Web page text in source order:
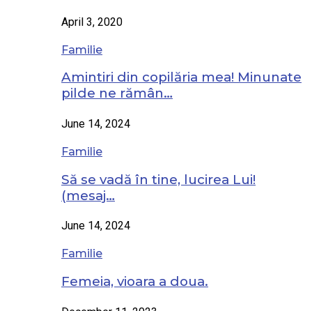
April 3, 2020
Familie
Amintiri din copilăria mea! Minunate
pilde ne rămân…
June 14, 2024
Familie
Să se vadă în tine, lucirea Lui!
(mesaj…
June 14, 2024
Familie
Femeia, vioara a doua.